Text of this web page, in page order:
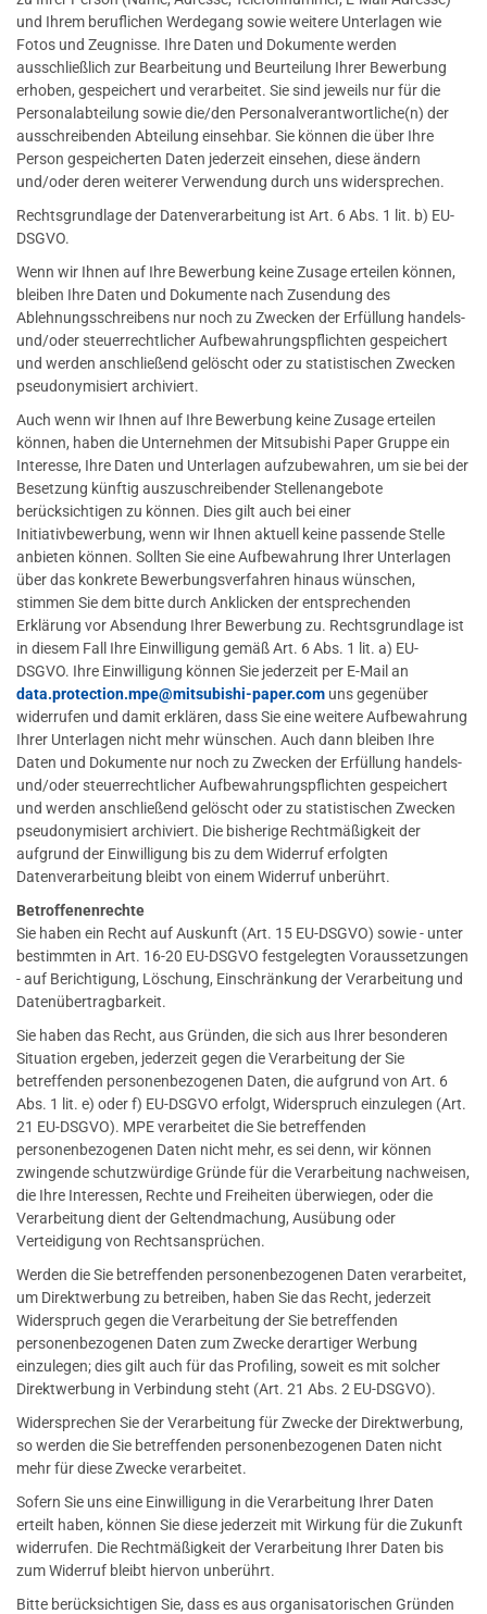
und Ihrem beruflichen Werdegang sowie weitere Unterlagen wie
Fotos und Zeugnisse. Ihre Daten und Dokumente werden
ausschließlich zur Bearbeitung und Beurteilung Ihrer Bewerbung
erhoben, gespeichert und verarbeitet. Sie sind jeweils nur für die
Personalabteilung sowie die/den Personalverantwortliche(n) der
ausschreibenden Abteilung einsehbar. Sie können die über Ihre
Person gespeicherten Daten jederzeit einsehen, diese ändern
und/oder deren weiterer Verwendung durch uns widersprechen.
Rechtsgrundlage der Datenverarbeitung ist Art. 6 Abs. 1 lit. b) EU-
DSGVO.
Wenn wir Ihnen auf Ihre Bewerbung keine Zusage erteilen können,
bleiben Ihre Daten und Dokumente nach Zusendung des
Ablehnungsschreibens nur noch zu Zwecken der Erfüllung handels-
und/oder steuerrechtlicher Aufbewahrungspflichten gespeichert
und werden anschließend gelöscht oder zu statistischen Zwecken
pseudonymisiert archiviert.
Auch wenn wir Ihnen auf Ihre Bewerbung keine Zusage erteilen
können, haben die Unternehmen der Mitsubishi Paper Gruppe ein
Interesse, Ihre Daten und Unterlagen aufzubewahren, um sie bei der
Besetzung künftig auszuschreibender Stellenangebote
berücksichtigen zu können. Dies gilt auch bei einer
Initiativbewerbung, wenn wir Ihnen aktuell keine passende Stelle
anbieten können. Sollten Sie eine Aufbewahrung Ihrer Unterlagen
über das konkrete Bewerbungsverfahren hinaus wünschen,
stimmen Sie dem bitte durch Anklicken der entsprechenden
Erklärung vor Absendung Ihrer Bewerbung zu. Rechtsgrundlage ist
in diesem Fall Ihre Einwilligung gemäß Art. 6 Abs. 1 lit. a) EU-
DSGVO. Ihre Einwilligung können Sie jederzeit per E-Mail an
data.protection.mpe@mitsubishi-paper.com uns gegenüber
widerrufen und damit erklären, dass Sie eine weitere Aufbewahrung
Ihrer Unterlagen nicht mehr wünschen. Auch dann bleiben Ihre
Daten und Dokumente nur noch zu Zwecken der Erfüllung handels-
und/oder steuerrechtlicher Aufbewahrungspflichten gespeichert
und werden anschließend gelöscht oder zu statistischen Zwecken
pseudonymisiert archiviert. Die bisherige Rechtmäßigkeit der
aufgrund der Einwilligung bis zu dem Widerruf erfolgten
Datenverarbeitung bleibt von einem Widerruf unberührt.
Betroffenenrechte
Sie haben ein Recht auf Auskunft (Art. 15 EU-DSGVO) sowie - unter
bestimmten in Art. 16-20 EU-DSGVO festgelegten Voraussetzungen
- auf Berichtigung, Löschung, Einschränkung der Verarbeitung und
Datenübertragbarkeit.
Sie haben das Recht, aus Gründen, die sich aus Ihrer besonderen
Situation ergeben, jederzeit gegen die Verarbeitung der Sie
betreffenden personenbezogenen Daten, die aufgrund von Art. 6
Abs. 1 lit. e) oder f) EU-DSGVO erfolgt, Widerspruch einzulegen (Art.
21 EU-DSGVO). MPE verarbeitet die Sie betreffenden
personenbezogenen Daten nicht mehr, es sei denn, wir können
zwingende schutzwürdige Gründe für die Verarbeitung nachweisen,
die Ihre Interessen, Rechte und Freiheiten überwiegen, oder die
Verarbeitung dient der Geltendmachung, Ausübung oder
Verteidigung von Rechtsansprüchen.
Werden die Sie betreffenden personenbezogenen Daten verarbeitet,
um Direktwerbung zu betreiben, haben Sie das Recht, jederzeit
Widerspruch gegen die Verarbeitung der Sie betreffenden
personenbezogenen Daten zum Zwecke derartiger Werbung
einzulegen; dies gilt auch für das Profiling, soweit es mit solcher
Direktwerbung in Verbindung steht (Art. 21 Abs. 2 EU-DSGVO).
Widersprechen Sie der Verarbeitung für Zwecke der Direktwerbung,
so werden die Sie betreffenden personenbezogenen Daten nicht
mehr für diese Zwecke verarbeitet.
Sofern Sie uns eine Einwilligung in die Verarbeitung Ihrer Daten
erteilt haben, können Sie diese jederzeit mit Wirkung für die Zukunft
widerrufen. Die Rechtmäßigkeit der Verarbeitung Ihrer Daten bis
zum Widerruf bleibt hiervon unberührt.
Bitte berücksichtigen Sie, dass es aus organisatorischen Gründen